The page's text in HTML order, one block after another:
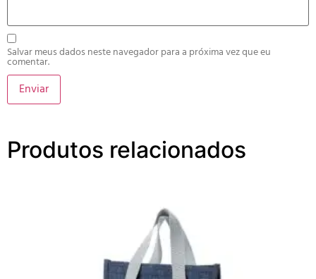
Salvar meus dados neste navegador para a próxima vez que eu
comentar.
Produtos relacionados